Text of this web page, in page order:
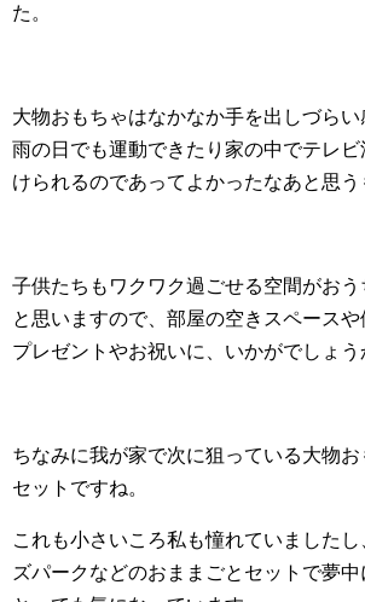
た。
大物おもちゃはなかなか手を出しづらい
雨の日でも運動できたり家の中でテレ
けられるのであってよかったなあと思う
子供たちもワクワク過ごせる空間がお
と思いますので、部屋の空きスペースや
プレゼントやお祝いに、いかがでしょう
ちなみに我が家で次に狙っている大物
セットですね。
これも小さいころ私も憧れていました
ズパークなどのおままごとセットで夢